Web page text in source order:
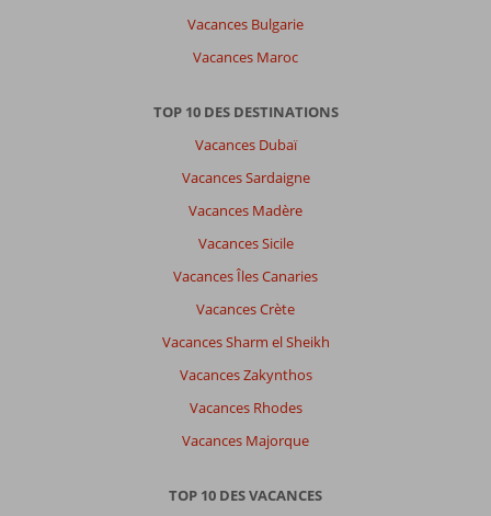
Vacances Bulgarie
Vacances Maroc
TOP 10 DES DESTINATIONS
Vacances Dubaï
Vacances Sardaigne
Vacances Madère
Vacances Sicile
Vacances Îles Canaries
Vacances Crète
Vacances Sharm el Sheikh
Vacances Zakynthos
Vacances Rhodes
Vacances Majorque
TOP 10 DES VACANCES